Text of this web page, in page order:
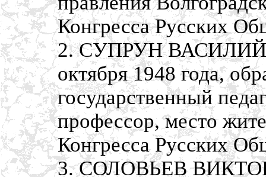
Конгресса Русских
2. СУПРУН ВАСИЛИЙ
октября 1948 года,
государственный
профессор, место
Конгресса Русских
3. СОЛОВЬЕВ